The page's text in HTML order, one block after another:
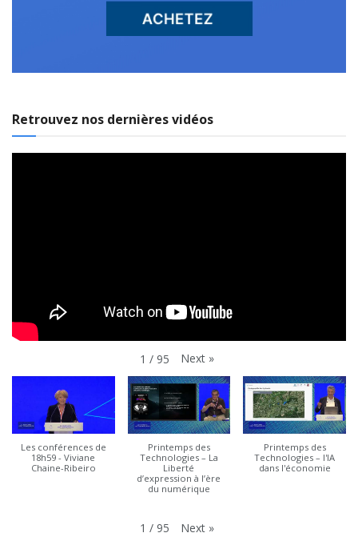
Retrouvez nos dernières vidéos
1 / 95 Next »
Les conférences de
18h59 - Viviane
Chaine-Ribeiro
Printemps des
Technologies – La
Liberté
d’expression à l’ère
du numérique
Printemps des
Technologies – l'IA
dans l'économie
1 / 95 Next »